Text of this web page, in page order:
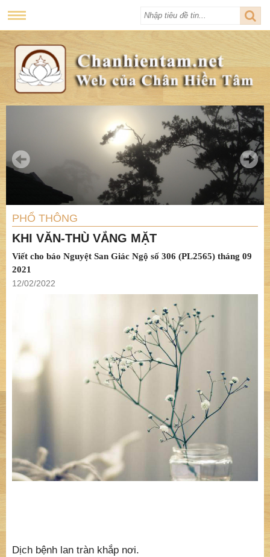
PHỔ THÔNG
KHI VĂN-THÙ VẮNG MẶT
Viết cho báo Nguyệt San Giác Ngộ số 306 (PL2565) tháng 09
2021
12/02/2022
Dịch bệnh lan tràn khắp nơi.